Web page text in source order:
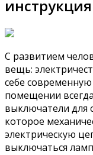
С развитием
вещь:
себе
помещении
выключатели для
которое
электрическую
выключаться